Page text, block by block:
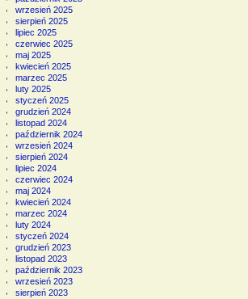
wrzesień 2025
sierpień 2025
lipiec 2025
czerwiec 2025
maj 2025
kwiecień 2025
marzec 2025
luty 2025
styczeń 2025
grudzień 2024
listopad 2024
październik 2024
wrzesień 2024
sierpień 2024
lipiec 2024
czerwiec 2024
maj 2024
kwiecień 2024
marzec 2024
luty 2024
styczeń 2024
grudzień 2023
listopad 2023
październik 2023
wrzesień 2023
sierpień 2023